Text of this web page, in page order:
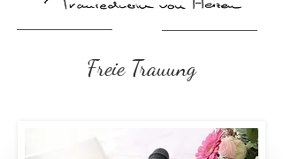
Freie Trauung